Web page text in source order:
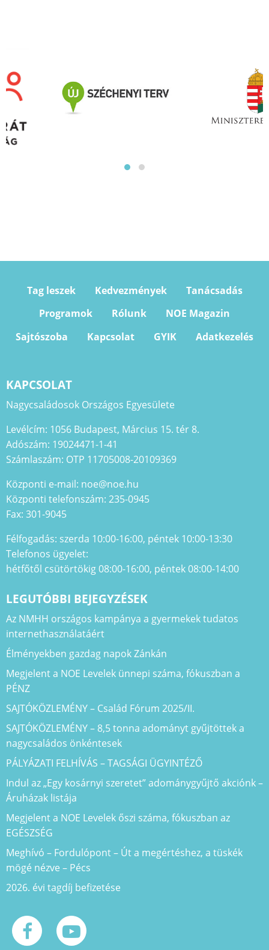
Tag leszek Kedvezmények
Tanácsadás
Programok
Rólunk
NOE Magazin
Sajtószoba
Kapcsolat GYIK Adatkezelés
KAPCSOLAT
Nagycsaládosok Országos Egyesülete
Levélcím: 1056 Budapest, Március 15. tér 8.
Adószám: 19024471-1-41
Számlaszám: OTP 11705008-20109369
Központi e-mail: noe@noe.hu
Központi telefonszám: 235-0945
Fax: 301-9045
Félfogadás: szerda 10:00-16:00, péntek 10:00-13:30
Telefonos ügyelet:
hétfőtől csütörtökig 08:00-16:00, péntek 08:00-14:00
LEGUTÓBBI BEJEGYZÉSEK
Az NMHH országos kampánya a gyermekek tudatos
internethasználatáért
Élményekben gazdag napok Zánkán
Megjelent a NOE Levelek ünnepi száma, fókuszban a
PÉNZ
SAJTÓKÖZLEMÉNY – Család Fórum 2025/II.
SAJTÓKÖZLEMÉNY – 8,5 tonna adományt gyűjtöttek a
nagycsaládos önkéntesek
PÁLYÁZATI FELHÍVÁS – TAGSÁGI ÜGYINTÉZŐ
Indul az „Egy kosárnyi szeretet” adománygyűjtő akciónk –
Áruházak listája
Megjelent a NOE Levelek őszi száma, fókuszban az
EGÉSZSÉG
Meghívó – Fordulópont – Út a megértéshez, a tüskék
mögé nézve – Pécs
2026. évi tagdíj befizetése